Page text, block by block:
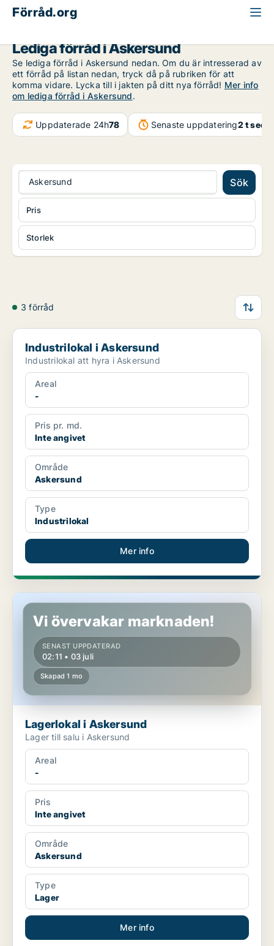
Förråd.org
Lediga förråd i Askersund
Se lediga förråd i Askersund nedan. Om du är intresserad av
ett förråd på listan nedan, tryck då på rubriken för att
komma vidare. Lycka till i jakten på ditt nya förråd! Mer info
om lediga förråd i Askersund.
Uppdaterade 24h78 Senaste uppdatering2 t
Askersund Sök
Storlek
Pris
3 förråd
Industrilokal i Askersund
Industrilokal i Askersund
Industrilokal att hyra i Askersund
Areal
-
Pris pr. md.
Inte angivet
Område
Askersund
Type
Industrilokal
Mer info
Lagerlokal i Askersund
Vi övervakar marknaden!
SENAST UPPDATERAD
02:11 • 03 juli
Skapad 1 mo
Lagerlokal i Askersund
Lager till salu i Askersund
Areal
-
Pris
Inte angivet
Område
Askersund
Type
Lager
Mer info